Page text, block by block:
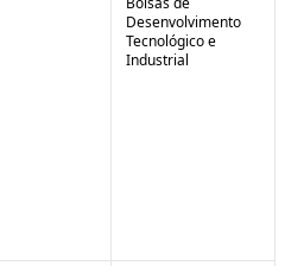
Desenvolvimento
Tecnológico e
Industrial